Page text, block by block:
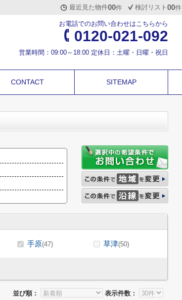
最近見た物件00件 検討リスト 00件
お電話でのお問い合わせはこちらから
0120-021-092
営業時間：09:00～18:00 定休日：土曜・日曜・祝日
CONTACT SITEMAP
手原(47) 草津(50)
並び順： 表示件数：